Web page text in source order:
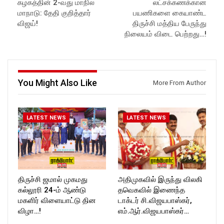
in//
Subscribe:
https://www.youtube.com/@r
ockforttimes
https://www.instagram.com/ro
ckforttimes/
Follow us on:
T_TIMESC
https://www.facebook.com/R
ockforttimes
Follow us on:
https://www.instagram.com/ro
கழகத்தின் 2-வது மாநில
மாநாடு: தேதி குறித்தார்
விஜய்!
லட்சக்கணக்கான
பயணிகளை கையாண்ட
திருச்சி மத்திய பேருந்து
நிலையம் விடை பெற்றது…!
You Might Also Like More From Author
LATEST NEWS
திருச்சி ஜமால் முகமது
கல்லூரி 24-ம் ஆண்டு
மகளிர் விளையாட்டு தின
விழா…!
LATEST NEWS
அதிமுகவில் இருந்து விலகி
தவெகவில் இணைந்த
டாக்டர் சி.விஜயபாஸ்கர்,
எம்.ஆர்.விஜயபாஸ்கர்…